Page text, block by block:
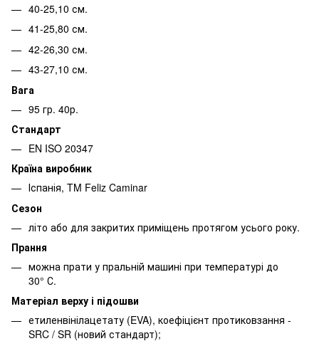
40-25,10 см.
41-25,80 см.
42-26,30 см.
43-27,10 см.
Вага
95 гр. 40р.
Стандарт
EN ISO 20347
Країна виробник
Іспанія, TM Feliz Caminar
Сезон
літо або для закритих приміщень протягом усього року.
Прання
можна прати у пральній машині при температурі до
30° С.
Матеріал верху і підошви
етиленвінілацетату (EVA), коефіцієнт протиковзання -
SRC / SR (новий стандарт);